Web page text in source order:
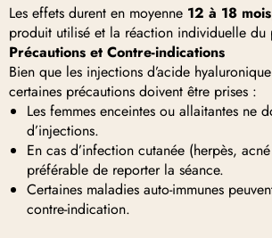
Les effets durent en moyenne 12 à 18 mois
produit utilisé et la réaction individuelle du
Précautions et Contre-indications
Bien que les injections d’acide
certaines précautions doivent être prises :
Les femmes enceintes ou allaitantes ne
d’injections.
En cas d’infection cutanée (herpès,
préférable de reporter la séance.
Certaines maladies auto-immunes
contre-indication.